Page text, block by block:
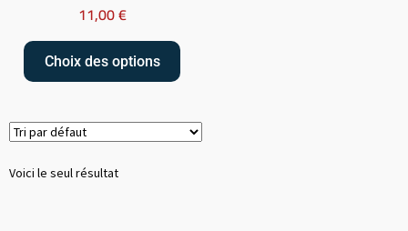
11,00€
Choix des options
Voici le seul résultat